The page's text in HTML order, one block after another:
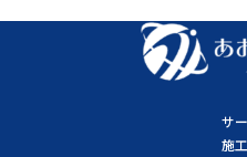
サ
施